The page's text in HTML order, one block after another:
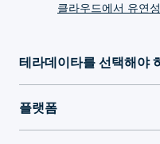
클라우드에서 유연
테라데이타를 선택해야
플랫폼